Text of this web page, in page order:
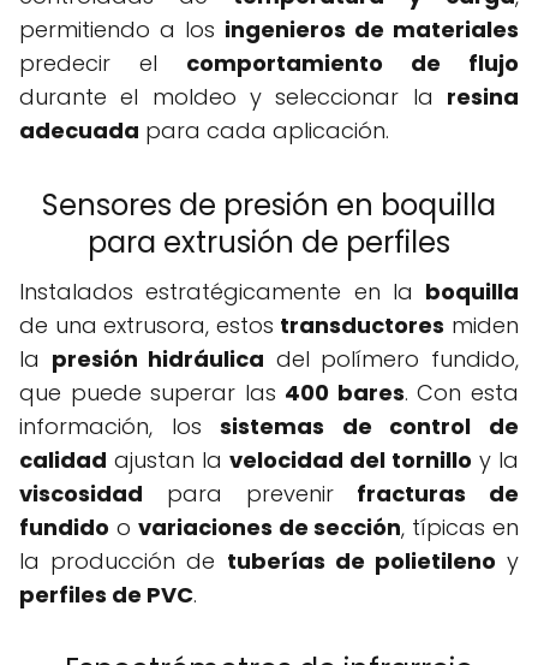
permitiendo a los ingenieros de materiales
predecir el comportamiento de flujo
durante el moldeo y seleccionar la resina
adecuada para cada aplicación.
Sensores de presión en boquilla
para extrusión de perfiles
Instalados estratégicamente en la boquilla
de una extrusora, estos transductores miden
la presión hidráulica del polímero fundido,
que puede superar las 400 bares. Con esta
información, lossistemas de control de
calidad ajustan la velocidad del tornillo y la
viscosidad para prevenir fracturas de
fundido o variaciones de sección, típicas en
la producción de tuberías de polietileno y
perfiles de PVC.